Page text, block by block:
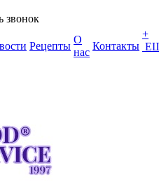
звонок
Рецепты
О
нас
Контакты
+